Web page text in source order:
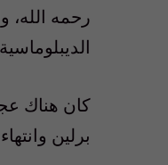
رحمه الله،
كان هناك
برلين